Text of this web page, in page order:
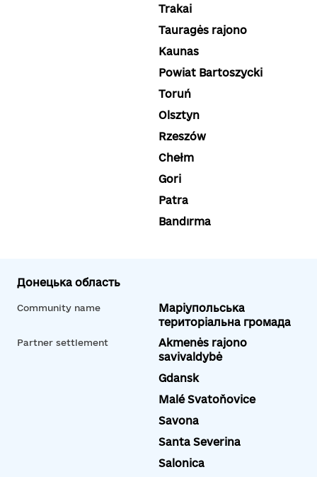
Trakai
Tauragės rajono
Kaunas
Powiat Bartoszycki
Toruń
Olsztyn
Rzeszów
Chełm
Gori
Patra
Bandırma
Донецька область
Community name
Маріупольська
територіальна громада
Partner settlement
Akmenės rajono
savivaldybė
Gdansk
Malé Svatoňovice
Savona
Santa Severina
Salonica